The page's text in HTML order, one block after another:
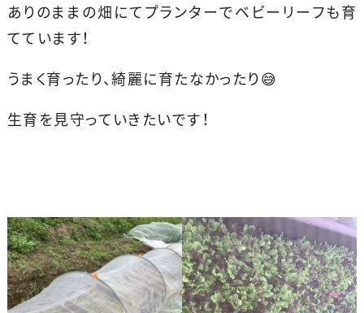
ありのままの畑にてプランターでベビーリーフも育
てています！
うまく育ったり、綺麗に育たなかったり😅
生育を見守っていきたいです！